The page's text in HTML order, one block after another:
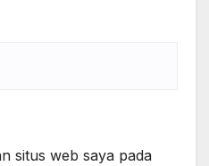
situs web saya pada